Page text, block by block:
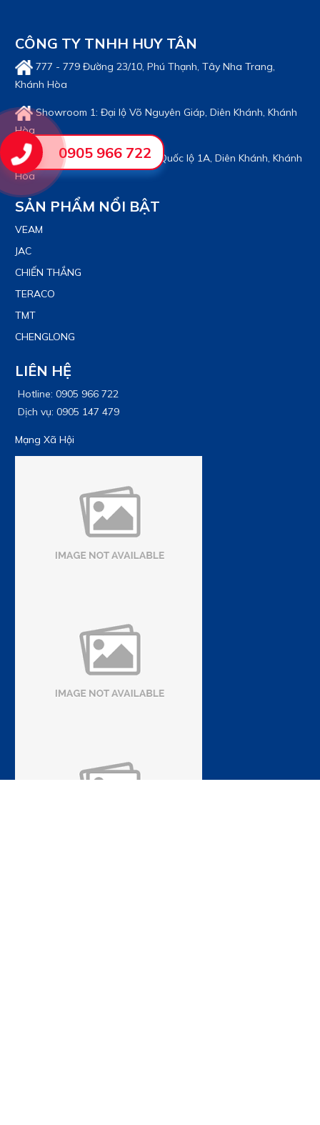
CÔNG TY TNHH HUY TÂN
777 - 779 Đường 23/10, Phú Thạnh, Tây Nha Trang,
Khánh Hòa
Showroom 1: Đại lộ Võ Nguyên Giáp, Diên Khánh, Khánh
Hòa
Showroom 2: Tuyến tránh Quốc lộ 1A, Diên Khánh, Khánh
Hòa
SẢN PHẨM NỔI BẬT
VEAM
JAC
CHIẾN THẮNG
TERACO
TMT
CHENGLONG
LIÊN HỆ
Hotline: 0905 966 722
Dịch vụ: 0905 147 479
Mạng Xã Hội
0905 966 722